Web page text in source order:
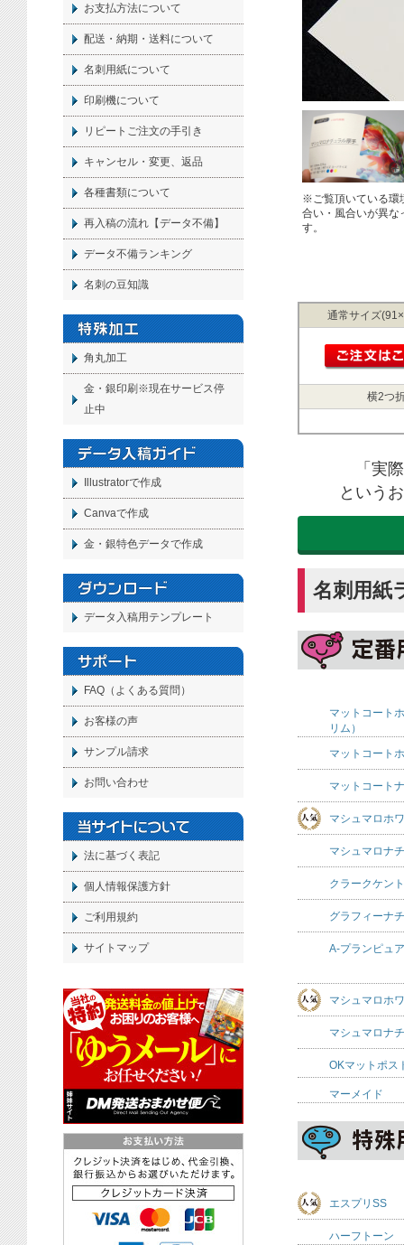
※ご覧頂いている環
合い・風合いが異な
す。
通常サイズ
横2つ
「実
という
名刺用紙
マットコート
リム）
マットコート
マットコート
マシュマロホ
マシュマロナ
クラークケン
グラフィーナ
A-プランピュ
マシュマロホ
マシュマロナ
OKマットポス
マーメイド
エスプリSS
ハーフトーン
お支払方法について
配送・納期・送料について
名刺 用紙について
印刷機について
リピートご注文の手引き
キャンセル・変更、返品
各種書類について
再入稿の流れ【データ不備】
データ不備ランキング
名刺の豆知識
角丸加工
金・銀印刷※現在サービス停
止中
Illustratorで作成
Canvaで作成
金・銀特色データで作成
データ入稿用テンプレート
FAQ（よくある質問）
お客様の声
サンプル請求
お問い合わせ
法に基づく表記
個人情報保護方針
ご利用規約
サイトマップ